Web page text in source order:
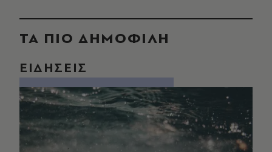
ΤΑ ΠΙΟ ΔΗΜΟΦΙΛΗ
ΕΙΔΗΣΕΙΣ